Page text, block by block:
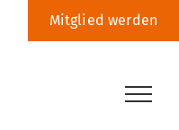
Mitglied werden